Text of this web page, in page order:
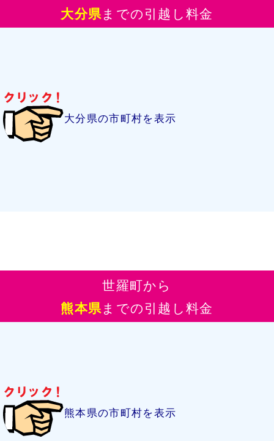
大分県までの引越し料金
大分県の市町村を表示
世羅町から
熊本県までの引越し料金
熊本県の市町村を表示